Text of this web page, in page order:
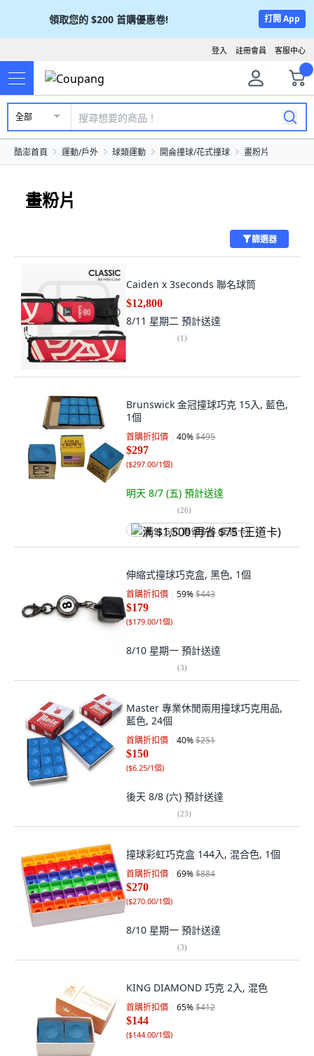
領取您的 $200 首購優惠卷! 打開 App
客服中心
註冊會員
登入
全部
酷澎首頁 運動/戶外 球類運動 開侖撞球/花式撞球 畫粉片
畫粉片
篩選器
Caiden x 3seconds 聯名球筒
$12,800
8/11 星期二 預計送達
(1)
Brunswick 金冠撞球巧克 15入, 藍色,
1個
首購折扣價 40%$495
$297
($297.00/1個)
明天 8/7 (五) 預計送達
(26)
满 $1,500 再省 $75 (王道卡)
伸縮式撞球巧克盒, 黑色, 1個
首購折扣價 59%$443
$179
($179.00/1個)
8/10 星期一 預計送達
(3)
Master 專業休閒兩用撞球巧克用品,
藍色, 24個
首購折扣價 40%$251
$150
($6.25/1個)
後天 8/8 (六) 預計送達
(23)
撞球彩虹巧克盒 144入, 混合色, 1個
首購折扣價 69%$884
$270
($270.00/1個)
8/10 星期一 預計送達
(3)
KING DIAMOND 巧克 2入, 混色
首購折扣價 65%$412
$144
($144.00/1個)